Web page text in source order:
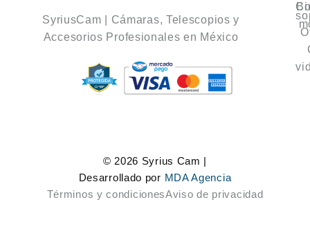
SyriusCam | Cámaras, Telescopios y
Accesorios Profesionales en México
© 2026 Syrius Cam |
Desarrollado por MDA Agencia
Términos y condicionesAviso de privacidad